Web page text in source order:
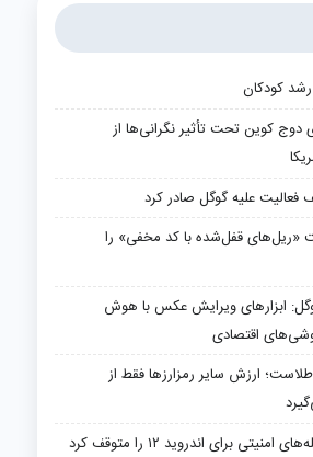
کودکان
دوج کوین تحت تأثیر نگرانی‌ها از
فعالیت علیه گوگل صادر کرد
«ریل‌های قفل‌شده با کد مخفی» را
ابزارهای ویرایش عکس با هوش
اقتصادی
ارزش سایر رمزارزها فقط از
برای اندروید ۱۲ را متوقف کرد